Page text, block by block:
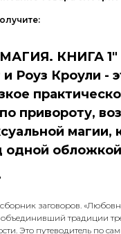
КНИГА 1"
Роуз Кроули -
привороту,
магии,
одной
заговоров.
традиции
Это путеводитель по